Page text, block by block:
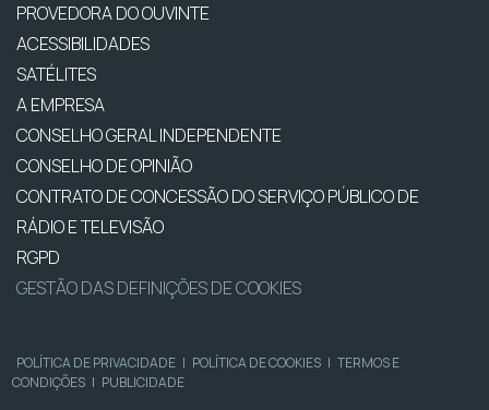
PROVEDORA DO OUVINTE
ACESSIBILIDADES
SATÉLITES
A EMPRESA
CONSELHO GERAL INDEPENDENTE
CONSELHO DE OPINIÃO
CONTRATO DE CONCESSÃO DO SERVIÇO PÚBLICO DE
RÁDIO E TELEVISÃO
RGPD
GESTÃO DAS DEFINIÇÕES DE COOKIES
POLÍTICA DE PRIVACIDADE | POLÍTICA DE COOKIES | TERMOS E
CONDIÇÕES | PUBLICIDADE